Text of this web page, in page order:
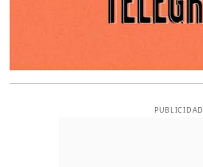
PUBLICIDAD